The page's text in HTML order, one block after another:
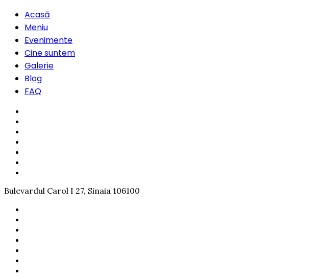
Acasă
Meniu
Evenimente
Cine suntem
Galerie
Blog
FAQ
Bulevardul Carol I 27, Sinaia 106100